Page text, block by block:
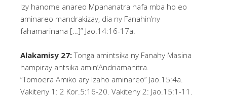
Izy hanome anareo Mpananatra hafa mba ho eo
aminareo mandrakizay, dia ny Fanahin’ny
fahamarinana […]” Jao.14:16-17a.
Alakamisy 27:Tonga amintsika ny Fanahy Masina
hampiray antsika amin’Andriamanitra.
“Tomoera Amiko ary Izaho aminareo” Jao.15:4a.
Vakiteny 1: 2 Kor.5:16-20. Vakiteny 2: Jao.15:1-11.